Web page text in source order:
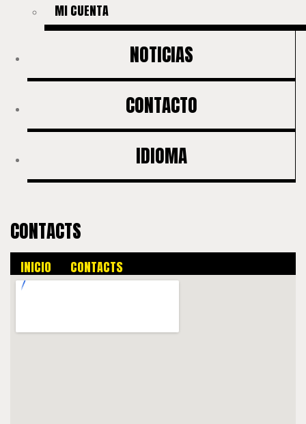
MI CUENTA
NOTICIAS
CONTACTO
IDIOMA
CONTACTS
INICIO CONTACTS